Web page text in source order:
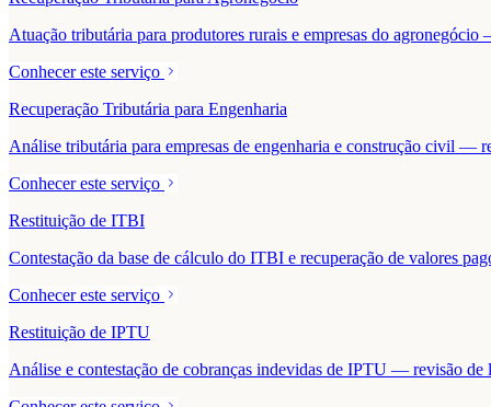
Atuação tributária para produtores rurais e empresas do
Conhecer este serviço
Recuperação Tributária para Engenharia
Análise tributária para empresas de engenharia e construção civil —
Conhecer este serviço
Restituição de ITBI
Contestação da base de cálculo do ITBI e recuperação de valores
Conhecer este serviço
Restituição de IPTU
Análise e contestação de cobranças indevidas de IPTU — revisão